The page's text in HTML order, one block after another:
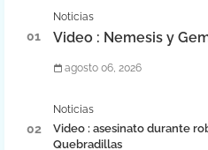
Noticias
Video : Nemesis y
agosto 06, 2026
Noticias
Video : asesinato durante
Quebradillas